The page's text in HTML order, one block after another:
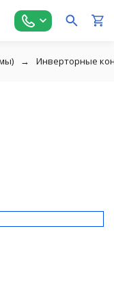
Инверторные